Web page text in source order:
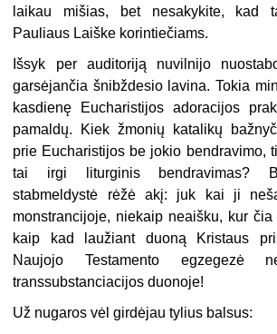
laikau mišias, bet nesakykite, kad
Pauliaus Laiške korintiečiams.
Išsyk per auditoriją nuvilnijo
garsėjančia šnibždesio lavina. Tokia
kasdienę Eucharistijos adoracijos
pamaldų. Kiek žmonių katalikų
prie Eucharistijos be jokio bendravimo,
tai irgi liturginis bendravimas?
stabmeldystė rėžė akį: juk kai ji
monstrancijoje, niekaip neaišku, kur
kaip kad laužiant duoną Kristaus
Naujojo Testamento egzegezė
transsubstanciacijos duonoje!
Už nugaros vėl girdėjau tylius balsus: